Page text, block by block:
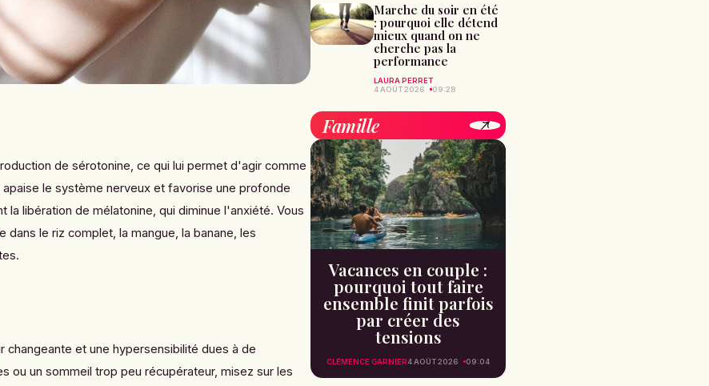
de sérotonine, ce qui lui permet d'agir comme
le système nerveux et favorise une profonde
libération de mélatonine, qui diminue l'anxiété. Vous
le riz complet, la mangue, la banane, les
changeante et une hypersensibilité dues à de
ou un sommeil trop peu récupérateur, misez sur les
Marche du soir en été
: pourquoi elle détend
mieux quand on ne
cherche pas la
performance
LAURA PERRET
4 AOÛT 2026
09:28
Famille
Vacances en couple :
pourquoi tout faire
ensemble finit parfois
par créer des
tensions
CLÉMENCE GARNIER4 AOÛT 2026 09:04